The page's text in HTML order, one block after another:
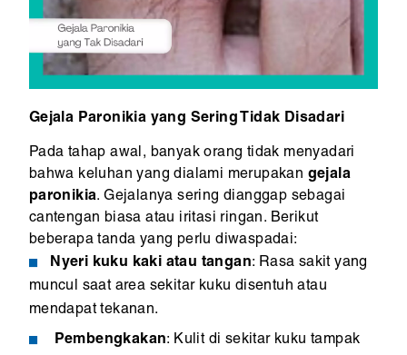
Gejala Paronikia yang Sering Tidak Disadari
Pada tahap awal, banyak orang tidak menyadari
bahwa keluhan yang dialami merupakan gejala
paronikia. Gejalanya sering dianggap sebagai
cantengan biasa atau iritasi ringan. Berikut
beberapa tanda yang perlu diwaspadai:
Nyeri kuku kaki atau tangan: Rasa sakit yang
muncul saat area sekitar kuku disentuh atau
mendapat tekanan.
Pembengkakan: Kulit di sekitar kuku tampak